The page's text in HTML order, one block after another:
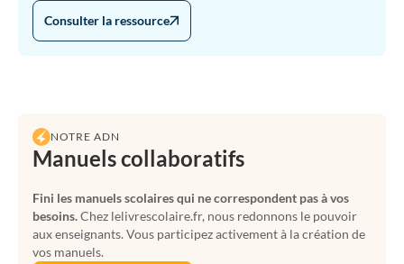
Consulter la ressource
NOTRE ADN
Manuels collaboratifs
Fini les manuels scolaires qui ne correspondent pas à vos
besoins.Chez lelivrescolaire.fr, nous redonnons le pouvoir
aux enseignants. Vous participez activement à la création de
vos manuels.